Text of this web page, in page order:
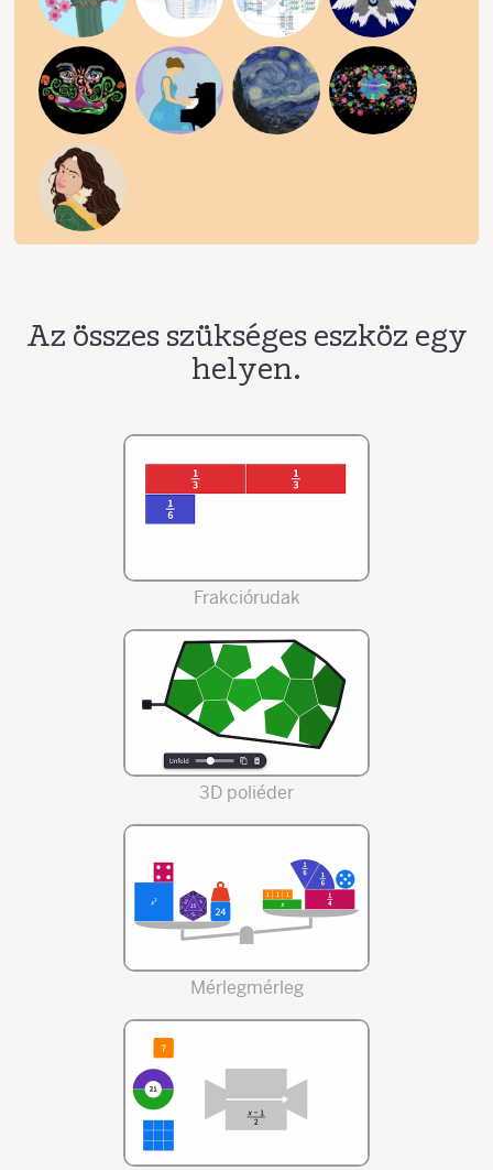
Az összes szükséges eszköz egy
helyen.
Frakciórudak
3D poliéder
Mérlegmérleg